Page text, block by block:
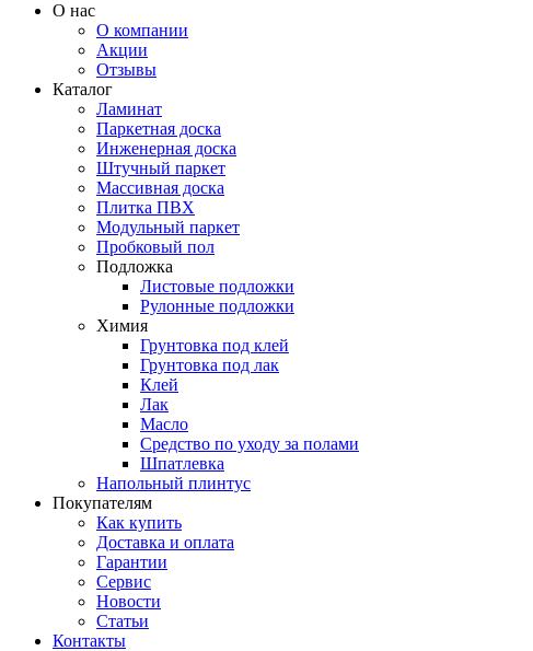
О нас
О компании
Акции
Отзывы
Каталог
Ламинат
Паркетная доска
Инженерная доска
Штучный паркет
Массивная доска
Плитка ПВХ
Модульный паркет
Пробковый пол
Подложка
Листовые подложки
Рулонные подложки
Химия
Грунтовка под клей
Грунтовка под лак
Клей
Лак
Масло
Средство по уходу за полами
Шпатлевка
Напольный плинтус
Покупателям
Как купить
Доставка и оплата
Гарантии
Сервис
Новости
Статьи
Контакты